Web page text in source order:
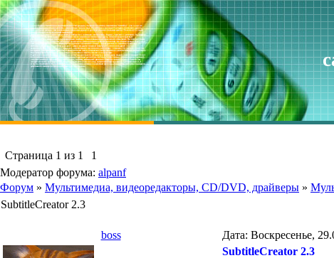
Страница 1 из 1
1
Модератор форума: alpanf
Форум » Мультимедиа, видеоредакторы, CD/DVD, драйверы »
SubtitleCreator 2.3
boss Дата: Воскресенье,
SubtitleCreator 2.3